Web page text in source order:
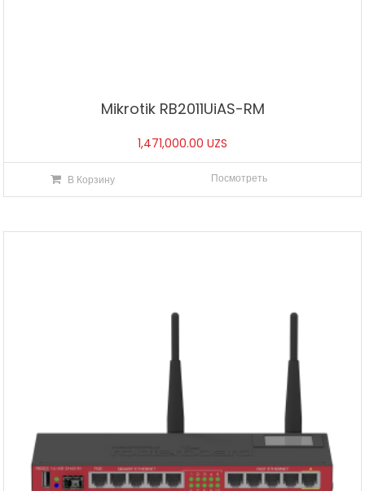
Mikrotik RB2011UiAS-RM
1,471,000.00 UZS
В Корзину Посмотреть